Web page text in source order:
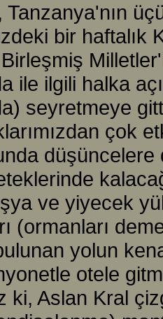
Tanzanya'nın
bir haftalık
ile ilgili halka
seyretmeye
çok
düşüncelere
ve yiyecek
(ormanları
yolun
otele
ki, Aslan Kral